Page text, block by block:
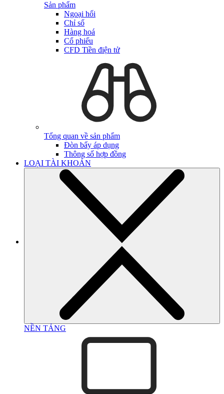
Sản phẩm
Ngoại hối
Chỉ số
Hàng hoá
Cổ phiếu
CFD Tiền điện tử
Tổng quan về sản phẩm
Đòn bẩy áp dụng
Thông số hợp đồng
LOẠI TÀI KHOẢN
NỀN TẢNG